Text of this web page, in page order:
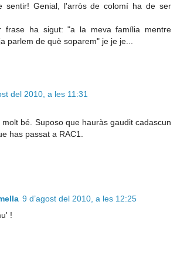
sentir! Genial, l'arròs de colomí ha de ser
frase ha sigut: "a la meva família mentre
parlem de què soparem" je je je...
del 2010, a les 11:31
molt bé. Suposo que hauràs gaudit cadascun
has passat a RAC1.
9 d’agost del 2010, a les 12:25
!